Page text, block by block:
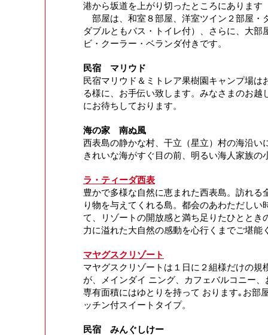
港から坂道を上がり切ったところにあります
部屋は、和室８部屋、洋室ツイン２部屋・
ダブルともバス・トイレ付）、さらに、大部
ビ・クーラー・ベランダ付きです。
民宿 マリウド
民宿マリウド＆ミトレア果樹園キャンプ場は
る様に、お手伝い致します。みなさまのお越
にお待ちしております。
海の家 南ぬ風
西表島の静かな村、干立（星立）村の海沿い
きれいな海がすぐ目の前、明るい海人家族の
ラ・ティーダ西表
豊かで多様な自然に恵まれた西表島。訪れる
り物を与えてくれる島。都会のあわただしい
て、リゾートの開放感と満ち足りたひととき
力に溢れた大自然の感動を心行くまでご堪能
マヤグスクリゾート
マヤグスクリゾートは１日に２組様だけの規
が、メインダイ ニング、カフェバルコニー
専有面積にはゆとりを持って おります｡お部
ッチン付スイートタイプ。
民宿 みんぐしけー